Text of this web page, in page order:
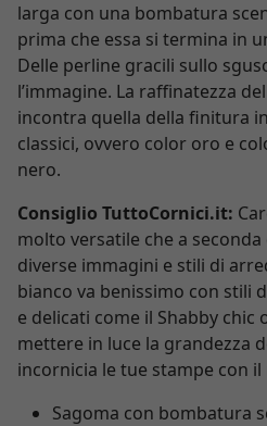
larga con una bombatura
prima che essa si termina in
Delle perline gracili sullo
l’immagine. La raffinatezza
incontra quella della finitura
classici, ovvero color oro e
nero.
Consiglio TuttoCornici.it:
molto versatile che a
diverse immagini e stili di
bianco va benissimo con stili
e delicati come il Shabby chic
mettere in luce la grandezza
incornicia le tue stampe con
Sagoma con bombatura